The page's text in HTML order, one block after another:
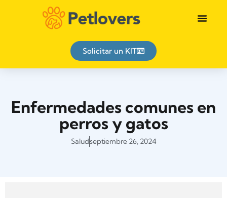
Solicitar un KIT
Enfermedades comunes en
perros y gatos
Saludseptiembre 26, 2024